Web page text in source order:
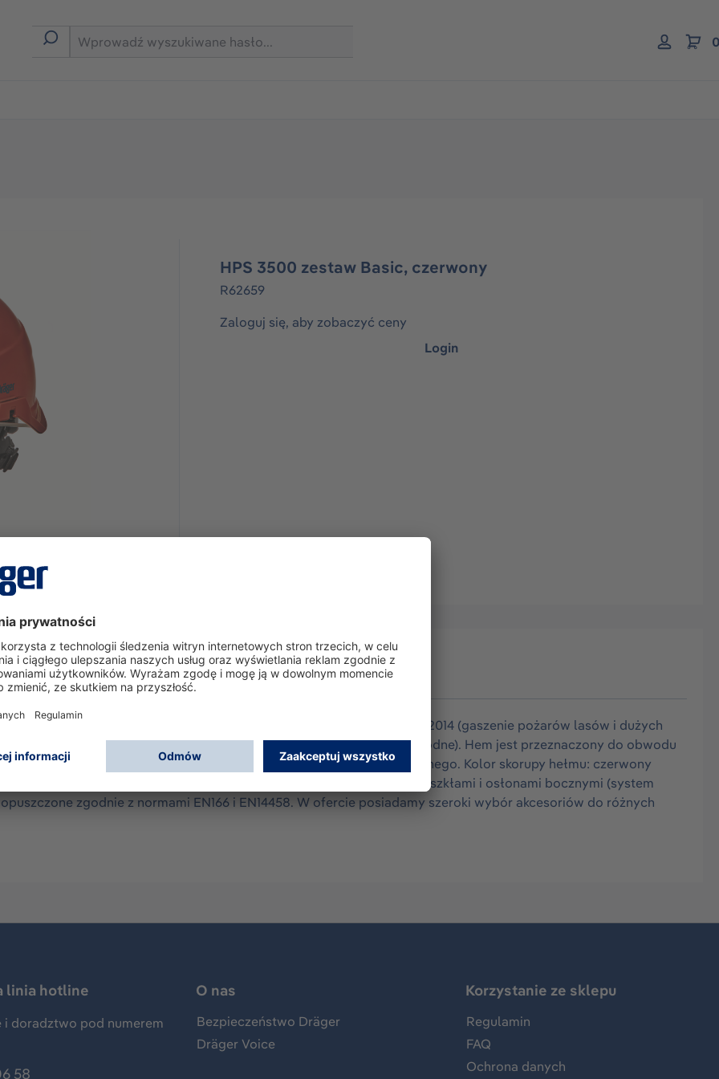
HPS 3500 zestaw Basic, czerwony
R62659
Zaloguj się, aby zobaczyć ceny
Login
zastosowań na zewnątrz. Dopuszczony zgodnie z normą EN 16471:2014 (gaszenie pożarów lasów i dużych
(ratownictwo wysokościowe) oraz EN 1385:2012 (ratownictwo wodne). Hem jest przeznaczony do obwodu
płynnie regulować za pomocą łatwego w obsłudze kółka regulacyjnego. Kolor skorupy hełmu: czerwony
wyposażony w okulary ochronne z podwójnymi, poliwęglanowymi szkłami i osłonami bocznymi (system
zgodnie z normami EN166 i EN14458. W ofercie posiadamy szeroki wybór akcesoriów do różnych
linia hotline
i doradztwo pod numerem
58
O nas
Bezpieczeństwo Dräger
Dräger Voice
Korzystanie ze sklepu
Regulamin
FAQ
Ochrona danych